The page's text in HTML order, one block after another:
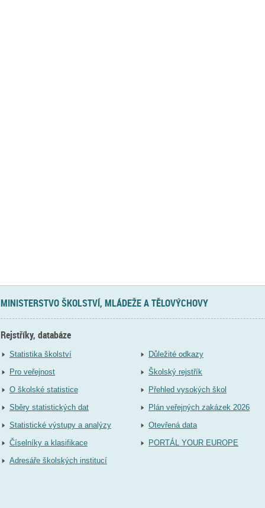
MINISTERSTVO ŠKOLSTVÍ, MLÁDEŽE A TĚLOVÝCHOVY
Rejstříky, databáze
Statistika školství
Pro veřejnost
O školské statistice
Sběry statistických dat
Statistické výstupy a analýzy
Číselníky a klasifikace
Adresáře školských institucí
Důležité odkazy
Školský rejstřík
Přehled vysokých škol
Plán veřejných zakázek 2026
Otevřená data
PORTÁL YOUR EUROPE